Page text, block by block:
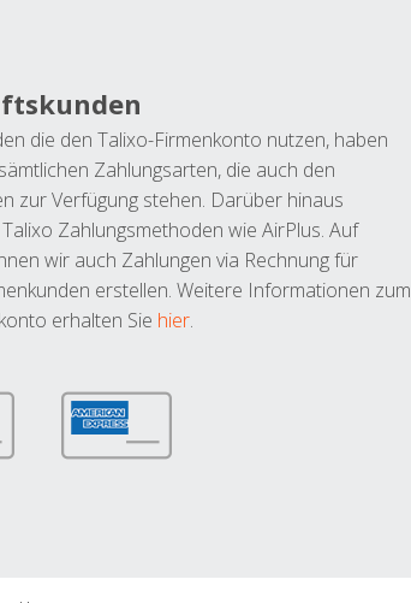
die den Talixo-Firmenkonto nutzen, haben
Zahlungsarten, die auch den
zur Verfügung stehen. Darüber hinaus
Zahlungsmethoden wie AirPlus. Auf
wir auch Zahlungen via Rechnung für
erstellen. Weitere Informationen zum
erhalten Sie hier.